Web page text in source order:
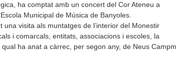
ha comptat amb un concert del Cor Ateneu a
Municipal de Música de Banyoles.
una visita als muntatges de l’interior del Monestir
i comarcals, entitats, associacions i escoles, la
ha anat a càrrec, per segon any, de Neus